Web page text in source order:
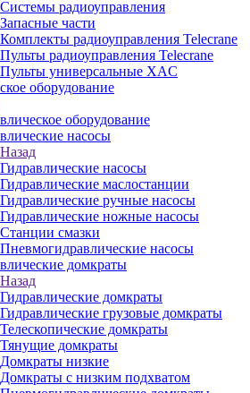
Системы радиоуправления
Запасные части
Комплекты радиоуправления Telecrane
Пульты радиоуправления Telecrane
Пульты универсальные XAC
оборудование
оборудование
насосы
Назад
Гидравлические насосы
Гидравлические маслостанции
Гидравлические ручные насосы
Гидравлические ножные насосы
Станции смазки
Пневмогидравлические насосы
домкраты
Назад
Гидравлические домкраты
Гидравлические грузовые домкраты
Телескопические домкраты
Тянущие домкраты
Домкраты низкие
Домкраты с низким подхватом